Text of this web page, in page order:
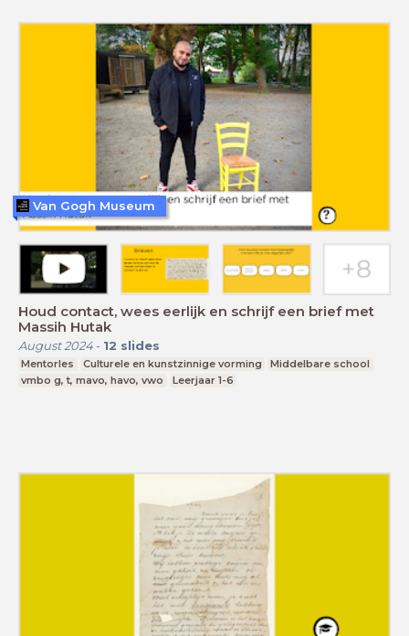
Houd contact, wees eerlijk en schrijf een brief met
Massih Hutak
August 2024- 12 slides
Mentorles Culturele en kunstzinnige vorming
Middelbare school
vmbo g, t, mavo, havo, vwo
Leerjaar 1-6
Van Gogh Museum